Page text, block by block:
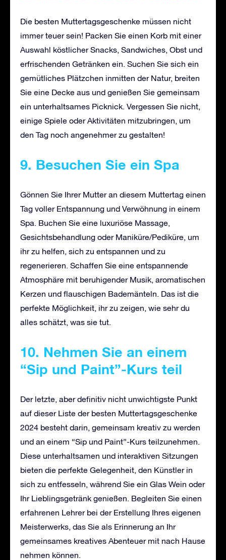
Die besten Muttertagsgeschenke müssen nicht
immer teuer sein! Packen Sie einen Korb mit einer
Auswahl köstlicher Snacks, Sandwiches, Obst und
erfrischenden Getränken ein. Suchen Sie sich ein
gemütliches Plätzchen inmitten der Natur, breiten
Sie eine Decke aus und genießen Sie gemeinsam
ein unterhaltsames Picknick. Vergessen Sie nicht,
einige Spiele oder Aktivitäten mitzubringen, um
den Tag noch angenehmer zu gestalten!
9. Besuchen Sie ein Spa
Gönnen Sie Ihrer Mutter an diesem Muttertag einen
Tag voller Entspannung und Verwöhnung in einem
Spa. Buchen Sie eine luxuriöse Massage,
Gesichtsbehandlung oder Maniküre/Pediküre, um
ihr zu helfen, sich zu entspannen und zu
regenerieren. Schaffen Sie eine entspannende
Atmosphäre mit beruhigender Musik, aromatischen
Kerzen und flauschigen Bademänteln. Das ist die
perfekte Möglichkeit, ihr zu zeigen, wie sehr du
alles schätzt, was sie tut.
10. Nehmen Sie an einem
“Sip und Paint”-Kurs teil
Der letzte, aber definitiv nicht unwichtigste Punkt
auf dieser Liste der besten Muttertagsgeschenke
2024 besteht darin, gemeinsam kreativ zu werden
und an einem “Sip und Paint”-Kurs teilzunehmen.
Diese unterhaltsamen und interaktiven Sitzungen
bieten die perfekte Gelegenheit, den Künstler in
sich zu entfesseln, während Sie ein Glas Wein oder
Ihr Lieblingsgetränk genießen. Begleiten Sie einen
erfahrenen Lehrer bei der Erstellung Ihres eigenen
Meisterwerks, das Sie als Erinnerung an Ihr
gemeinsames kreatives Abenteuer mit nach Hause
nehmen können.